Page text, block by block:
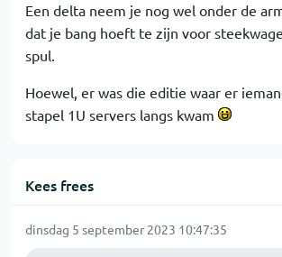
Een delta neem je nog wel onder de
dat je bang hoeft te zijn voor
spul.
Hoewel, er was die editie waar er
stapel 1U servers langs kwam
Kees frees
dinsdag 5 september 2023 10:47:35